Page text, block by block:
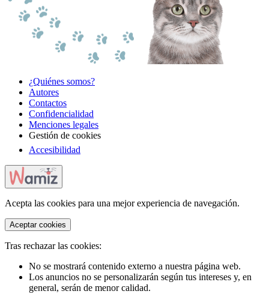
¿Quiénes somos?
Autores
Contactos
Confidencialidad
Menciones legales
Gestión de cookies
Accesibilidad
Acepta las cookies para una mejor experiencia de navegación.
Aceptar cookies
Tras rechazar las cookies:
No se mostrará contenido externo a nuestra página web.
Los anuncios no se personalizarán según tus intereses y, en
general, serán de menor calidad.